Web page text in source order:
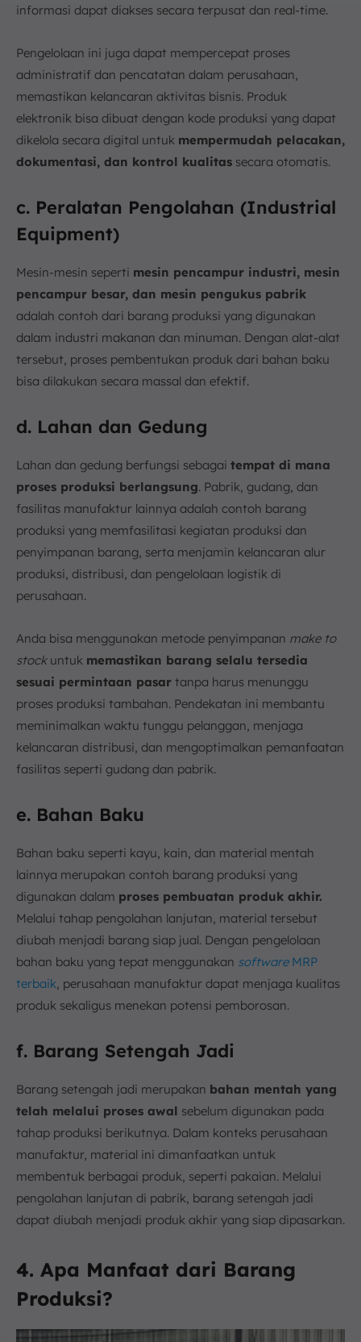
informasi dapat diakses secara terpusat dan real-time.
Pengelolaan ini juga dapat mempercepat proses
administratif dan pencatatan dalam perusahaan,
memastikan kelancaran aktivitas bisnis. Produk
elektronik bisa dibuat dengan kode produksi yang dapat
dikelola secara digital untuk mempermudah pelacakan,
dokumentasi, dan kontrol kualitas secara otomatis.
c. Peralatan Pengolahan (Industrial
Equipment)
Mesin-mesin seperti mesin pencampur industri, mesin
pencampur besar, dan mesin pengukus pabrik
adalah contoh dari barang produksi yang digunakan
dalam industri makanan dan minuman. Dengan alat-alat
tersebut, proses pembentukan produk dari bahan baku
bisa dilakukan secara massal dan efektif.
d. Lahan dan Gedung
Lahan dan gedung berfungsi sebagai tempat di mana
proses produksi berlangsung. Pabrik, gudang, dan
fasilitas manufaktur lainnya adalah contoh barang
produksi yang memfasilitasi kegiatan produksi dan
penyimpanan barang, serta menjamin kelancaran alur
produksi, distribusi, dan pengelolaan logistik di
perusahaan.
Anda bisa menggunakan metode penyimpanan make to
stockuntuk memastikan barang selalu tersedia
sesuai permintaan pasar tanpa harus menunggu
proses produksi tambahan. Pendekatan ini membantu
meminimalkan waktu tunggu pelanggan, menjaga
kelancaran distribusi, dan mengoptimalkan pemanfaatan
fasilitas seperti gudang dan pabrik.
e. Bahan Baku
Bahan baku seperti kayu, kain, dan material mentah
lainnya merupakan contoh barang produksi yang
digunakan dalam proses pembuatan produk akhir.
Melalui tahap pengolahan lanjutan, material tersebut
diubah menjadi barang siap jual. Dengan pengelolaan
bahan baku yang tepat menggunakan softwareMRP
terbaik, perusahaan manufaktur dapat menjaga kualitas
produk sekaligus menekan potensi pemborosan.
f. Barang Setengah Jadi
Barang setengah jadi merupakan bahan mentah yang
telah melalui proses awal sebelum digunakan pada
tahap produksi berikutnya. Dalam konteks perusahaan
manufaktur, material ini dimanfaatkan untuk
membentuk berbagai produk, seperti pakaian. Melalui
pengolahan lanjutan di pabrik, barang setengah jadi
dapat diubah menjadi produk akhir yang siap dipasarkan.
4. Apa Manfaat dari Barang
Produksi?